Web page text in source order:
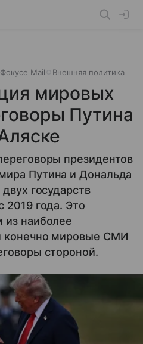
Mail Внешняя политика
мировых
Путина
президентов
Путина и Дональда
государств
2019 года. Это
из наиболее
конечно мировые СМИ
стороной.